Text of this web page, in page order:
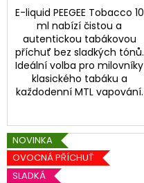
E-liquid PEEGEE Tobacco 10
ml nabízí čistou a
autentickou tabákovou
příchuť bez sladkých tónů.
Ideální volba pro milovníky
klasického tabáku a
každodenní MTL vapování.
NOVINKA
OVOCNÁ PŘÍCHUŤ
SLADKÁ